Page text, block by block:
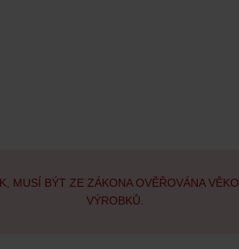
MUSÍ BÝT ZE ZÁKONA OVĚŘOVÁNA
VÝROBKŮ.